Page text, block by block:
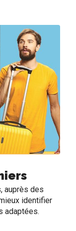
auprès des
identifier
adaptées.